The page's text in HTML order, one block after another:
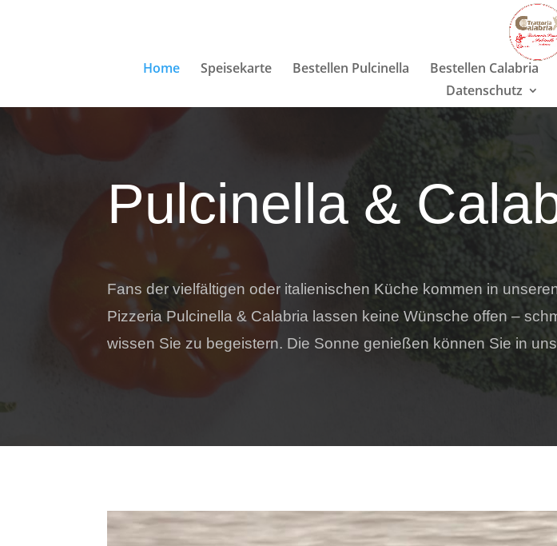
Home Speisekarte Bestellen Pulcinella Bestellen Calabria
Datenschutz
Pulcinella &
Fans der vielfältigen oder italienischen Küche kommen in
Pizzeria Pulcinella & Calabria lassen keine Wünsche offen –
wissen Sie zu begeistern. Die Sonne genießen können Sie in